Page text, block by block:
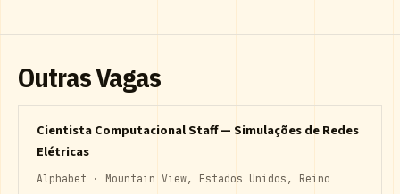
Outras Vagas
Cientista Computacional Staff — Simulações de Redes
Elétricas
Alphabet · Mountain View, Estados Unidos, Reino